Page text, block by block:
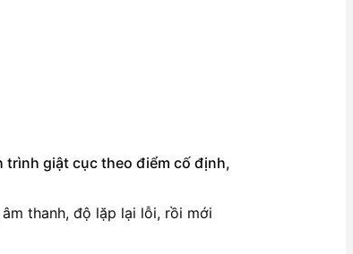
trình giật cục theo điểm cố định,
thanh, độ lặp lại lỗi, rồi mới